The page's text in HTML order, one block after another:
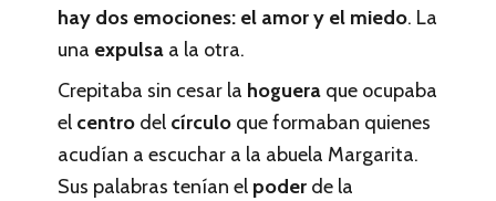
hay dos emociones: el amor y el miedo. La
una expulsa a la otra.
Crepitaba sin cesar la hoguera que ocupaba
el centro del círculo que formaban quienes
acudían a escuchar a la abuela Margarita.
Sus palabras tenían el poder de la